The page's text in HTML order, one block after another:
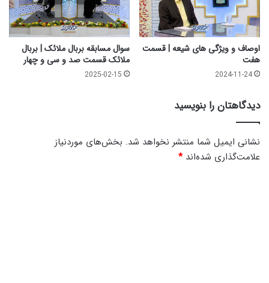
|
ق
س
م
ت
ص
ش
ص
و
ن
اوصاف و ویژگی های شیعه | قسمت
هفت
2024-11-24
سوال مسابقه بربال ملائک | بربال
ملائک قسمت صد و سی و چهار
2025-02-15
دیدگاهتان را بنویسید
نشانی ایمیل شما منتشر نخواهد شد. بخش‌های موردنیاز
علامت‌گذاری شده‌اند*